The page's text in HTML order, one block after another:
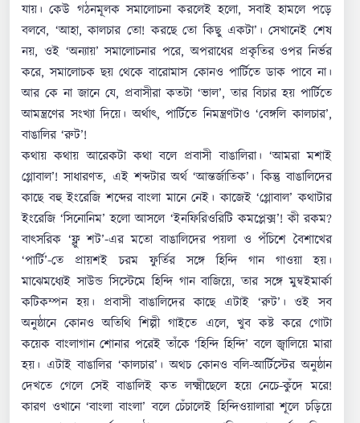
যায়। কেউ গঠনমূলক সমালোচনা করলেই হলো, সবাই হামলে পড়ে
বলবে, ‘আহা, কালচার তো! করছে তো কিছু একটা’। সেখানেই শেষ
নয়, ওই ‘অন্যায়’ সমালোচনার পরে, অপরাধের প্রকৃতির ওপর নির্ভর
করে, সমালোচক ছয় থেকে বারোমাস কোনও পার্টিতে ডাক পাবে না।
আর কে না জানে যে, প্রবাসীরা কতটা ‘ভাল’, তার বিচার হয় পার্টিতে
আমন্ত্রণের সংখ্যা দিয়ে। অর্থাৎ, পার্টিতে নিমন্ত্রণটাও ‘বেঙ্গলি কালচার’,
বাঙালির ‘রুট’!
কথায় কথায় আরেকটা কথা বলে প্রবাসী বাঙালিরা। ‘আমরা মশাই
গ্লোবাল’! সাধারণত, এই শব্দটার অর্থ ‘আন্তর্জাতিক’। কিন্তু বাঙালিদের
কাছে বহু ইংরেজি শব্দের বাংলা মানে নেই। কাজেই ‘গ্লোবাল’ কথাটার
ইংরেজি ‘সিনোনিম’ হলো আসলে ‘ইনফিরিওরিটি কমপ্লেক্স’! কী রকম?
বাৎসরিক ‘ফ্লু শট’-এর মতো বাঙালিদের পয়লা ও পঁচিশে বৈশাখের
‘পার্টি’-তে প্রায়শই চরম ফুর্তির সঙ্গে হিন্দি গান গাওয়া হয়।
মাঝেমধ্যেই সাউন্ড সিস্টেমে হিন্দি গান বাজিয়ে, তার সঙ্গে মুম্বইমার্কা
কটিকম্পন হয়। প্রবাসী বাঙালিদের কাছে এটাই ‘রুট’। ওই সব
অনুষ্ঠানে কোনও অতিথি শিল্পী গাইতে এলে, খুব কষ্ট করে গোটা
কয়েক বাংলাগান শোনার পরেই তাঁকে ‘হিন্দি হিন্দি’ বলে জ্বালিয়ে মারা
হয়। এটাই বাঙালির ‘কালচার’। অথচ কোনও বলি-আর্টিস্টের অনুষ্ঠান
দেখতে গেলে সেই বাঙালিই কত লক্ষ্মীছেলে হয়ে নেচে-কুঁদে মরে!
কারণ ওখানে ‘বাংলা বাংলা’ বলে চেঁচালেই হিন্দিওয়ালারা শূলে চড়িয়ে